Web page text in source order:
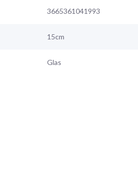
3665361041993
15cm
Glas